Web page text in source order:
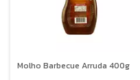
Molho Barbecue Arruda 400g